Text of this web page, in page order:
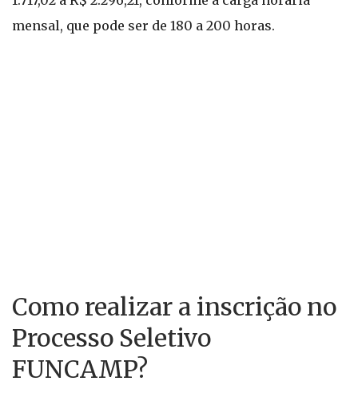
mensal, que pode ser de 180 a 200 horas.
Como realizar a inscrição no
Processo Seletivo
FUNCAMP?